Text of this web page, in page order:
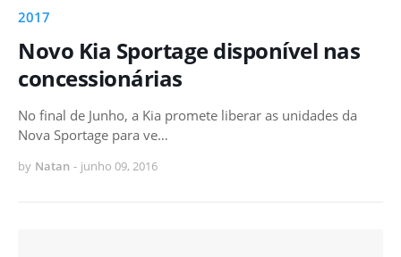
2017
Novo Kia Sportage disponível nas
concessionárias
No final de Junho, a Kia promete liberar as unidades da
Nova Sportage para ve…
by Natan - junho 09, 2016